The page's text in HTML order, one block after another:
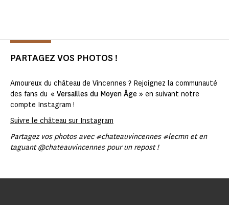
PARTAGEZ VOS PHOTOS !
Amoureux du château de Vincennes ? Rejoignez la communauté
des fans du « Versailles du Moyen Âge » en suivant notre
compte Instagram !
Suivre le château sur Instagram
Partagez vos photos avec #chateauvincennes #lecmn et en
taguant @chateauvincennes pour un repost !